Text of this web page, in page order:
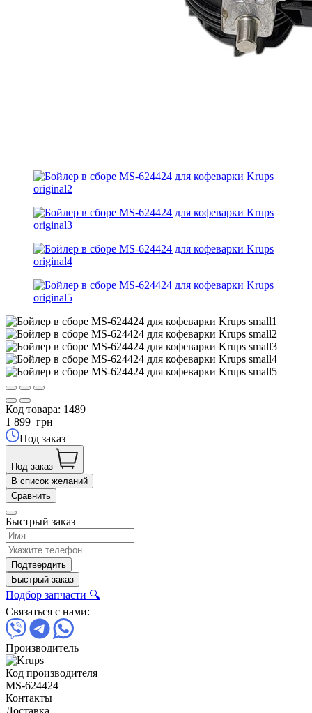
Код товара: 1489
1 899 грн
Под заказ
Под заказ
В список желаний
Сравнить
Быстрый заказ
Подтвердить
Быстрый заказ
Подбор запчасти 🔍
Связаться с нами:
Производитель
Код производителя
MS-624424
Контакты